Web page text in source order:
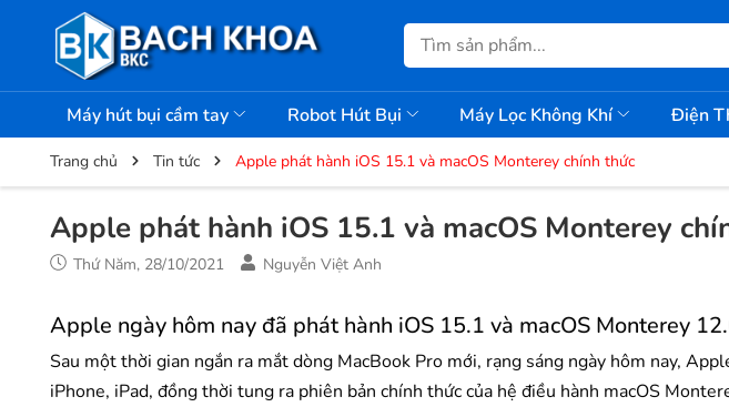
Máy hút bụi cầm tay Robot Hút Bụi Máy Lọc Không Khí Điện
Trang chủ Tin tức Apple phát hành iOS 15.1 và macOS Monterey chính thức
Apple phát hành iOS 15.1 và macOS Monterey
Thứ Năm, 28/10/2021 Nguyễn Việt Anh
Apple ngày hôm nay đã phát hành iOS 15.1 và macOS Monterey
Sau một thời gian ngắn ra mắt dòng MacBook Pro mới, rạng sáng ngày hôm nay,
iPhone, iPad, đồng thời tung ra phiên bản chính thức của hệ điều hành macOS